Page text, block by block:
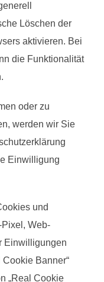
Löschen der
aktivieren. Bei
die Funktionalität
oder zu
werden wir Sie
Einwilligung
und
Web-
Einwilligungen
Banner“
„Real Cookie